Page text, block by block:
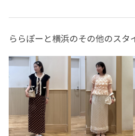
カットソー カットソー素材 ギン
クッション コーディネートの主役
シンプル ジャガード ジャケット
スッキリ見え ストレスフリー
セットアップ セットアップ対象商品
デニムとの相性抜群 ドルマンシルエ
ららぽーと横浜のその他のスタ